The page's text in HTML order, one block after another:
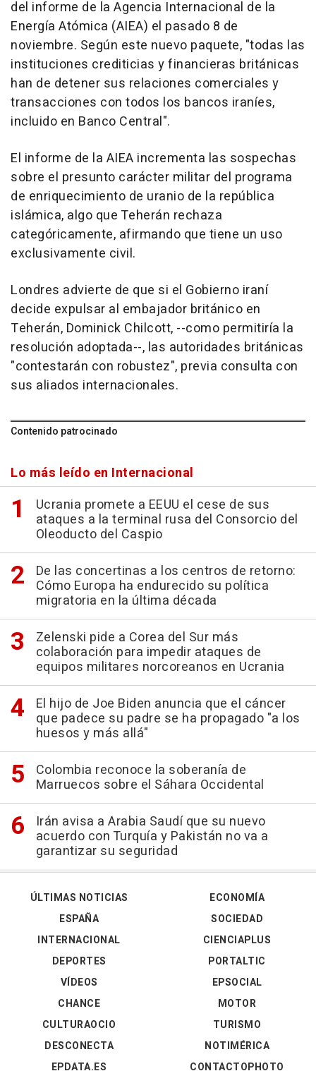
del informe de la Agencia Internacional de la
Energía Atómica (AIEA) el pasado 8 de
noviembre. Según este nuevo paquete, "todas las
instituciones crediticias y financieras británicas
han de detener sus relaciones comerciales y
transacciones con todos los bancos iraníes,
incluido en Banco Central".
El informe de la AIEA incrementa las sospechas
sobre el presunto carácter militar del programa
de enriquecimiento de uranio de la república
islámica, algo que Teherán rechaza
categóricamente, afirmando que tiene un uso
exclusivamente civil.
Londres advierte de que si el Gobierno iraní
decide expulsar al embajador británico en
Teherán, Dominick Chilcott, --como permitiría la
resolución adoptada--, las autoridades británicas
"contestarán con robustez", previa consulta con
sus aliados internacionales.
Contenido patrocinado
Lo más leído en Internacional
Ucrania promete a EEUU el cese de sus
ataques a la terminal rusa del Consorcio del
Oleoducto del Caspio
De las concertinas a los centros de retorno:
Cómo Europa ha endurecido su política
migratoria en la última década
Zelenski pide a Corea del Sur más
colaboración para impedir ataques de
equipos militares norcoreanos en Ucrania
El hijo de Joe Biden anuncia que el cáncer
que padece su padre se ha propagado "a los
huesos y más allá"
Colombia reconoce la soberanía de
Marruecos sobre el Sáhara Occidental
Irán avisa a Arabia Saudí que su nuevo
acuerdo con Turquía y Pakistán no va a
garantizar su seguridad
ÚLTIMAS NOTICIAS
ESPAÑA
INTERNACIONAL
DEPORTES
VÍDEOS
ECONOMÍA
SOCIEDAD
CIENCIAPLUS
PORTALTIC
EPSOCIAL
CHANCE
CULTURAOCIO
DESCONECTA
EPDATA.ES
MOTOR
TURISMO
NOTIMÉRICA
CONTACTOPHOTO